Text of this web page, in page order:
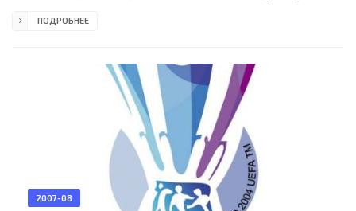
Андас (Норвегия). Резервный: Свейн-Эрик Эдвартсен
Бранислав Фодрек, Карим Геде, Юрай Галенар (Юрай Пироска,
75), Ян Козак (к), Бранислав Обжера
ПОДРОБНЕЕ
2007-08